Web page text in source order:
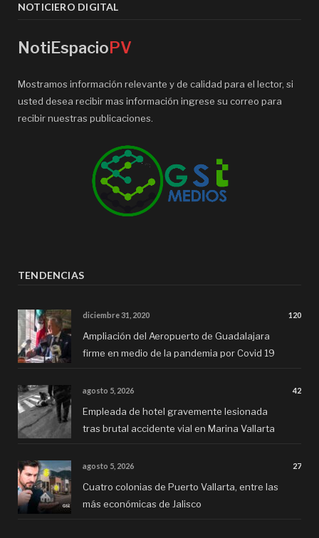
NOTICIERO DIGITAL
NotiEspacio PV
Mostramos información relevante y de calidad para el lector, si
usted desea recibir mas información ingrese su correo para
recibir nuestras publicaciones.
TENDENCIAS
diciembre 31, 2020 120
Ampliación del Aeropuerto de Guadalajara
firme en medio de la pandemia por Covid 19
agosto 5, 2026 42
Empleada de hotel gravemente lesionada
tras brutal accidente vial en Marina Vallarta
agosto 5, 2026 27
Cuatro colonias de Puerto Vallarta, entre las
más económicas de Jalisco